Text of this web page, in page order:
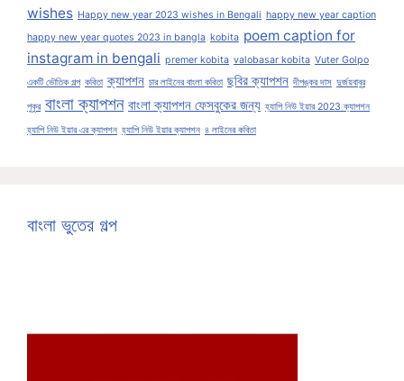
wishes Happy new year 2023 wishes in Bengali happy new year caption
happy new year quotes 2023 in bangla kobita poem caption for
instagram in bengali premer kobita valobasar kobita Vuter Golpo
একটি ভৌতিক গল্প কবিতা ক্যাপশন চার লাইনের বাংলা কবিতা ছবির ক্যাপশন দীপঙ্কর দাস দুর্জয়বাবুর
পুকুর বাংলা ক্যাপশন বাংলা ক্যাপশন ফেসবুকের জন্য হ্যাপি নিউ ইয়ার 2023 ক্যাপশন
হ্যাপি নিউ ইয়ার এর ক্যাপশন হ্যাপি নিউ ইয়ার ক্যাপশন ৪ লাইনের কবিতা
বাংলা ভুতের গল্প